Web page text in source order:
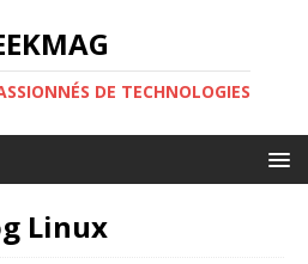
DE TECHNOLOGIES
Linux